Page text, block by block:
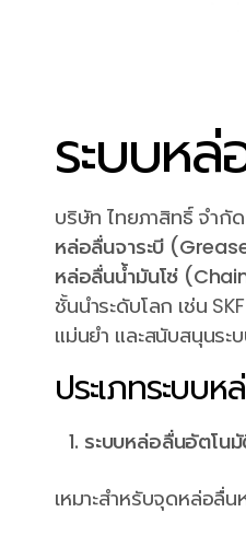
ระบบหล่
บริษัท ไทยภาสิทธิ์ จำกั
หล่อลื่นจาระบี
หล่อลื่นน้ำมันโซ่
ชั้นนำระดับโลก เช่น
แม่นยำ และสนับสนุนร
ประเภทระบบ
ระบบหล่อลื่นอัตโ
เหมาะสำหรับจุดหล่อลื่